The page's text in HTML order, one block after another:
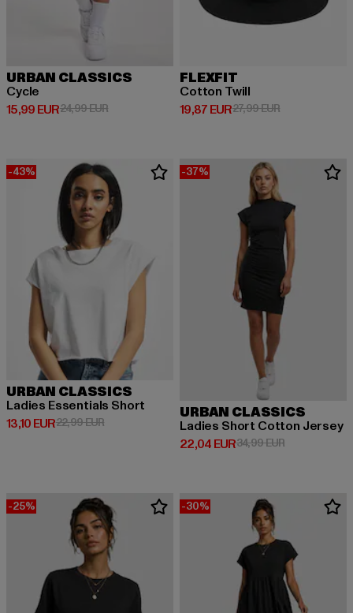
URBAN CLASSICS
Cycle
15,99 EUR
Derzeitiger Preis: 15,99 EUR
24,99 EURAktionspreis: 24,99 EUR
FLEXFIT
Cotton Twill
19,87 EUR
Derzeitiger Preis: 19,87 EUR
27,99 EURAktionspreis:
-43%
URBAN CLASSICS
Ladies Essentials Short
13,10 EUR
Derzeitiger Preis: 13,10 EUR
22,99 EURAktionspreis: 22,99 EUR
-37%
URBAN CLASSICS
Ladies Short Cotton Jersey
22,04 EUR
Derzeitiger Preis: 22,04 EUR
34,99 EURAktionspreis:
-25% -30%